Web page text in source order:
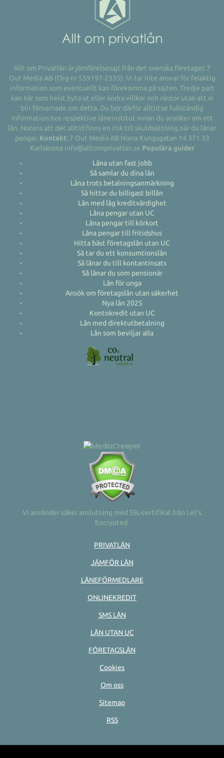
Allt om Privatlån är jämförelsesajt från det svenska företaget 7
Out Media AB (Org nr 559197-2335). Vi tar inte ansvar för felaktig
information som eventuellt kan förekomma på sajten. Tredje part
kan när som helst byta ut eller ändra villkor och räntor utan att vi
blir förvarnade om detta. Du bör därför alltid se fullständig
information hos respektive låneinstitut innan du ansöker om ett
lån. Notera att det alltid finns en risk till skuldsättning när du lånar
pengar. Kontakt: 7 Out Media AB Norra Kungsgatan 14 371 33
Karlskrona info@alltomprivatlan.se Populära guider
Låna utan fast jobb
Så samlar du dina lån
Låna trots betalningsanmärkning
Så hittar du billigast billån
Lån med låg kreditvärdighet
Låna pengar utan UC
Låna pengar till körkort
Låna pengar till fritidshus
Hitta bäst företagslån utan UC
Så tar du ett konsumtionslån
Så lånar du till kontantinsats
Så lånar du som pensionär
Lån för unga
Ansök om företagslån utan säkerhet
Nya lån 2025
Kontokredit utan UC
Lån med direktutbetalning
Lån som beviljar alla
Vi använder säker anslutning med SSL-certifikat från Let's
Encrypted.
PRIVATLÅN
JÄMFÖR LÅN
LÅNEFÖRMEDLARE
ONLINEKREDIT
SMS LÅN
LÅN UTAN UC
FÖRETAGSLÅN
Cookies
Om oss
Sitemap
RSS